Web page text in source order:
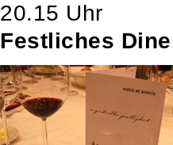
20.15 Uhr
Festliches